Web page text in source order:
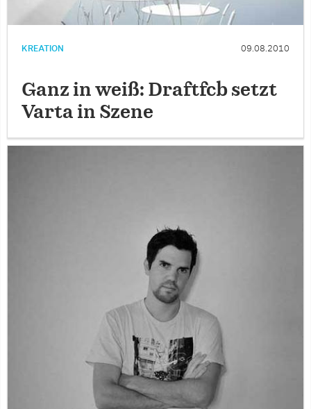
KREATION 09.08.2010
Ganz in weiß: Draftfcb setzt
Varta in Szene